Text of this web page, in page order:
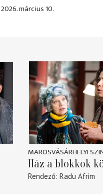
2026. március 10.
MAROSVÁSÁRHELYI
Ház a blokkok
Rendező Radu Afrim